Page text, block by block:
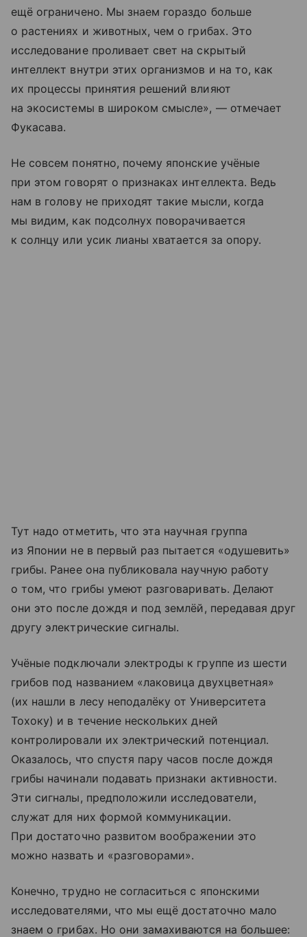
ещё ограничено. Мы знаем гораздо больше
о растениях и животных, чем о грибах. Это
исследование проливает свет на скрытый
интеллект внутри этих организмов и на то, как
их процессы принятия решений влияют
на экосистемы в широком смысле», — отмечает
Фукасава.
Не совсем понятно, почему японские учёные
при этом говорят о признаках интеллекта. Ведь
нам в голову не приходят такие мысли, когда
мы видим, как подсолнух поворачивается
к солнцу или усик лианы хватается за опору.
Тут надо отметить, что эта научная группа
из Японии не в первый раз пытается «одушевить»
грибы. Ранее она публиковала научную работу
о том, что грибы умеют разговаривать. Делают
они это после дождя и под землёй, передавая друг
другу электрические сигналы.
Учёные подключали электроды к группе из шести
грибов под названием «лаковица двухцветная»
(их нашли в лесу неподалёку от Университета
Тохоку) и в течение нескольких дней
контролировали их электрический потенциал.
Оказалось, что спустя пару часов после дождя
грибы начинали подавать признаки активности.
Эти сигналы, предположили исследователи,
служат для них формой коммуникации.
При достаточно развитом воображении это
можно назвать и «разговорами».
Конечно, трудно не согласиться с японскими
исследователями, что мы ещё достаточно мало
знаем о грибах. Но они замахиваются на большее: